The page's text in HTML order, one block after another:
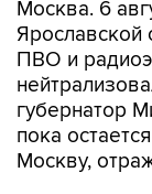
Москва. 6
Ярославской
ПВО и
губернатор
пока
Москву,